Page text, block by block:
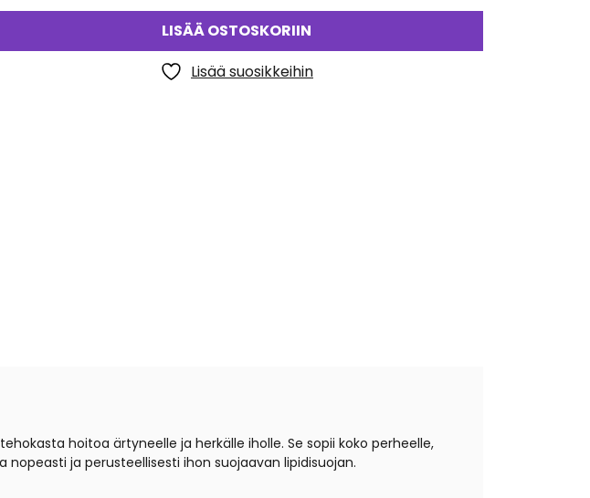
LISÄÄ OSTOSKORIIN
Lisää suosikkeihin
hoitoa ärtyneelle ja herkälle iholle. Se sopii koko perheelle,
ja perusteellisesti ihon suojaavan lipidisuojan.